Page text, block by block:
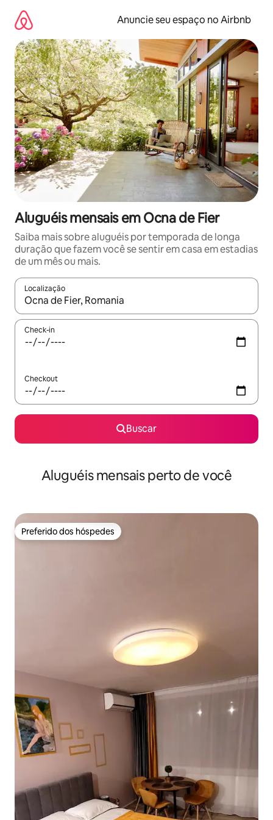
para
conteúdo
Anuncie seu espaço no Airbnb
Aluguéis mensais em Ocna de Fier
Saiba mais sobre aluguéis por temporada de longa
duração que fazem você se sentir em casa em estadias
de um mês ou mais.
Localização
Quando os resultados estiverem disponíveis, explore-os
Check-in
Checkout
Buscar
Aluguéis mensais perto de você
Preferido dos hóspedes
Preferido dos hóspedes